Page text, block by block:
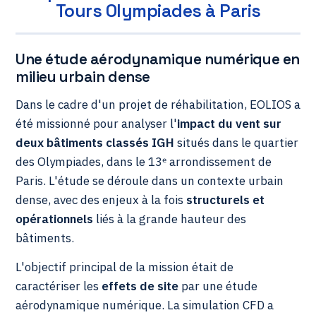
Tours Olympiades à Paris
Une étude aérodynamique numérique en
milieu urbain dense
Dans le cadre d'un projet de réhabilitation, EOLIOS a
été missionné pour analyser l'impact du vent sur
deux bâtiments classés IGH situés dans le quartier
des Olympiades, dans le 13ᵉ arrondissement de
Paris. L'étude se déroule dans un contexte urbain
dense, avec des enjeux à la fois structurels et
opérationnels liés à la grande hauteur des
bâtiments.
L'objectif principal de la mission était de
caractériser les effets de site par une étude
aérodynamique numérique. La simulation CFD a